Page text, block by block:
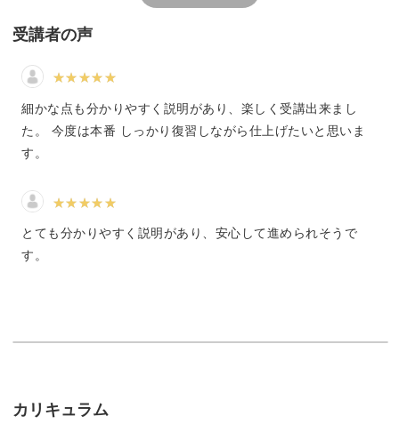
講座では、刺繍の基本から様々なステッチの方法まで、分
かりやすく解説していきます。
初心者さんも、ぜひ安心してご参加くださいね♪
ロンドンの可愛いモチーフが大集合！
◎英兵
受講者の声
細かな点も分かりやすく説明があり、楽しく受講出来まし
た。 今度は本番 しっかり復習しながら仕上げたいと思いま
す。
とても分かりやすく説明があり、安心して進められそうで
す。
カリキュラム